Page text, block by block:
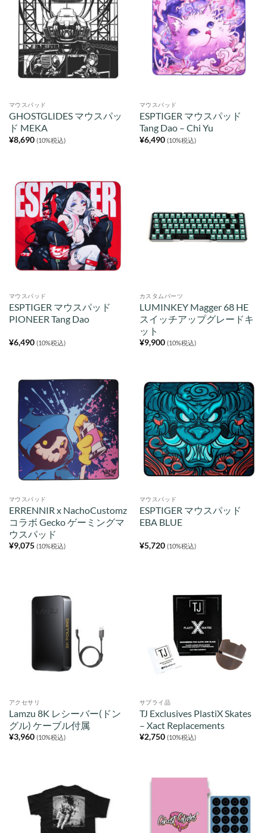
マウスパッド
GHOSTGLIDES マウスパッ
ド MEKA
¥8,690 (10%税込)
マウスパッド
ESPTIGER マウスパッド
Tang Dao – Chi Yu
¥6,490 (10%税込)
マウスパッド
ESPTIGER マウスパッド
PIONEER Tang Dao
¥6,490 (10%税込)
カスタムパーツ
LUMINKEY Magger 68 HE
スイッチアップグレードキ
ット
¥9,900 (10%税込)
マウスパッド
ERRENNIR x NachoCustomz
コラボ Gecko ゲーミングマ
ウスパッド
¥9,075 (10%税込)
マウスパッド
ESPTIGER マウスパッド
EBA BLUE
¥5,720 (10%税込)
アクセサリ
Lamzu 8K レシーバー(ドン
グル) ケーブル付属
¥3,960 (10%税込)
サプライ品
TJ Exclusives PlastiX Skates
– Xact Replacements
¥2,750 (10%税込)